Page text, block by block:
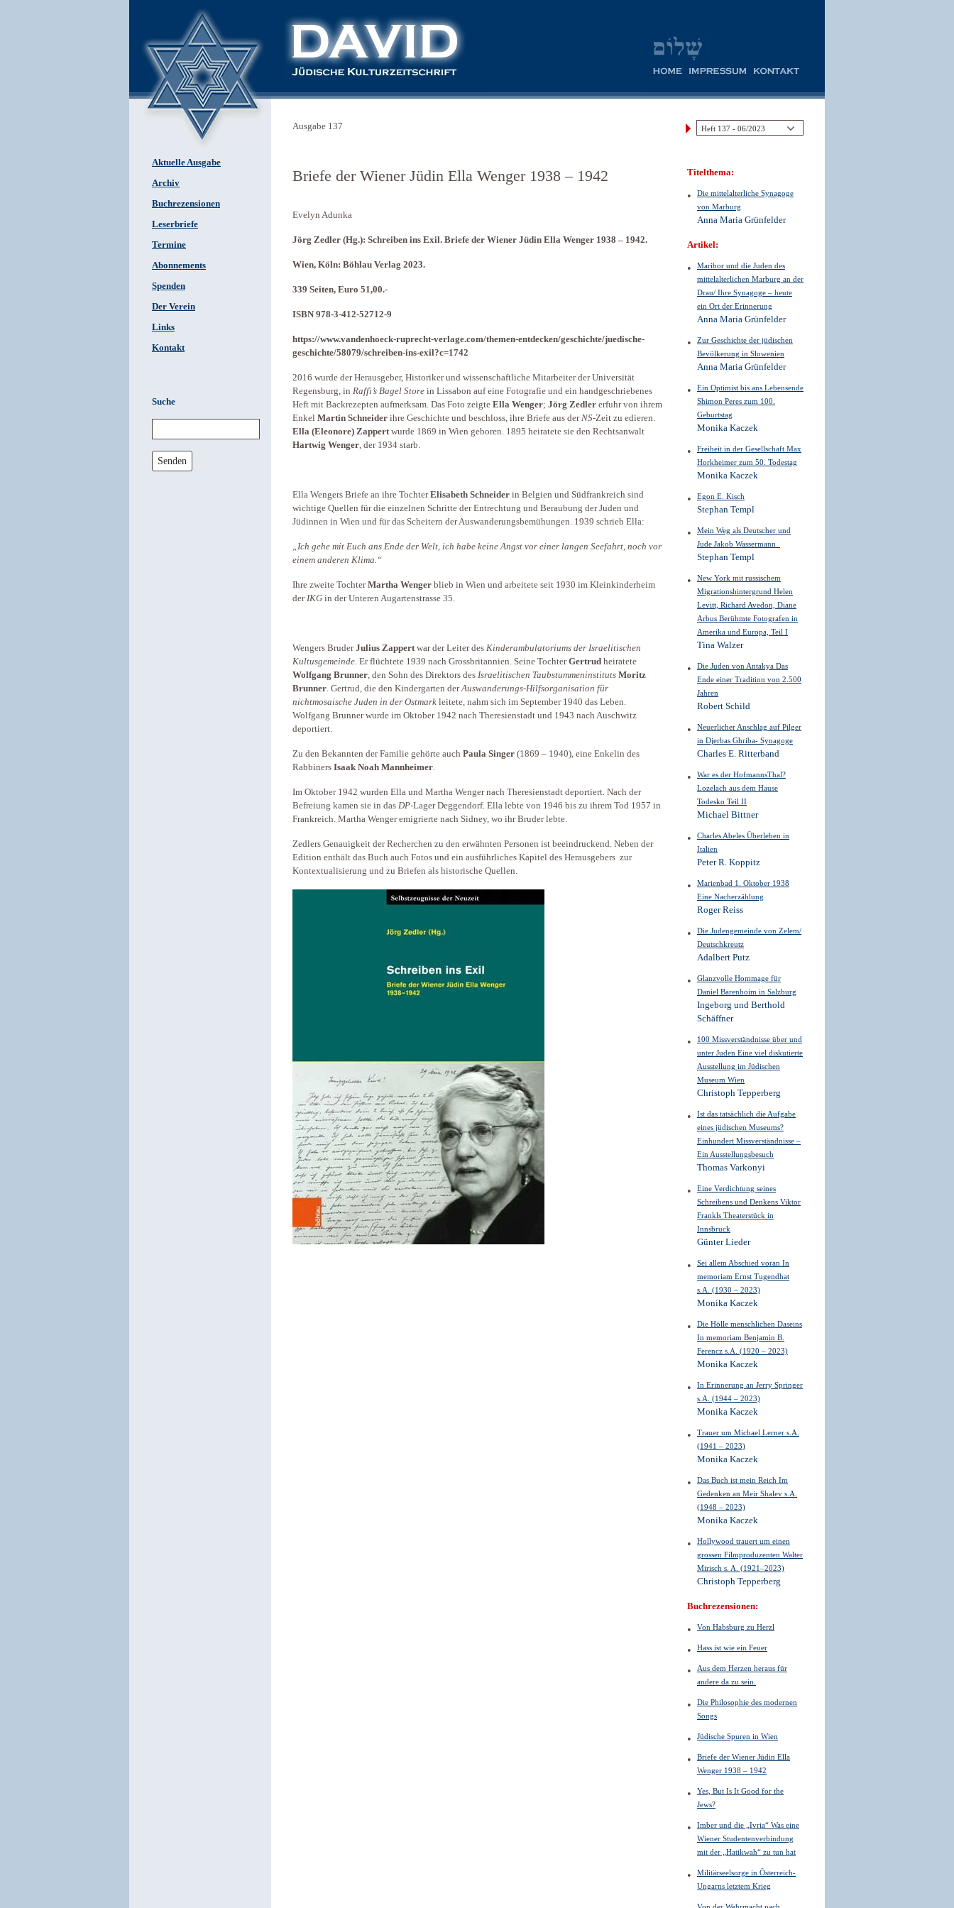
Aktuelle Ausgabe
Archiv
Buchrezensionen
Leserbriefe
Termine
Abonnements
Spenden
Der Verein
Links
Kontakt
Suche
Senden
Ausgabe 137
Briefe der Wiener Jüdin Ella Wenger 1938 – 1942
Evelyn Adunka
Jörg Zedler (Hg.): Schreiben ins Exil. Briefe der Wiener Jüdin Ella Wenger 1938 – 1942.
Wien, Köln: Böhlau Verlag 2023.
339 Seiten, Euro 51,00.-
ISBN 978-3-412-52712-9
https://www.vandenhoeck-ruprecht-verlage.com/themen-entdecken/geschichte/juedische-
geschichte/58079/schreiben-ins-exil?c=1742
2016 wurde der Herausgeber, Historiker und wissenschaftliche Mitarbeiter der Universität
Regensburg, in Raffi’s Bagel Store in Lissabon auf eine Fotografie und ein handgeschriebenes
Heft mit Backrezepten aufmerksam. Das Foto zeigte Ella Wenger; Jörg Zedler erfuhr von ihrem
Enkel Martin Schneider ihre Geschichte und beschloss, ihre Briefe aus derNS-Zeit zu edieren.
Ella (Eleonore) Zappertwurde 1869 in Wien geboren. 1895 heiratete sie den Rechtsanwalt
Hartwig Wenger, der 1934 starb.
Ella Wengers Briefe an ihre TochterElisabeth Schneider in Belgien und Südfrankreich sind
wichtige Quellen für die einzelnen Schritte der Entrechtung und Beraubung der Juden und
Jüdinnen in Wien und für das Scheitern der Auswanderungsbemühungen. 1939 schrieb Ella:
„Ich gehe mit Euch ans Ende der Welt, ich habe keine Angst vor einer langen Seefahrt, noch vor
einem anderen Klima.“
Ihre zweite TochterMartha Wenger blieb in Wien und arbeitete seit 1930 im Kleinkinderheim
derIKG in der Unteren Augartenstrasse 35.
Wengers BruderJulius Zappertwar der Leiter des Kinderambulatoriums der Israelitischen
Kultusgemeinde. Er flüchtete 1939 nach Grossbritannien. Seine TochterGertrud heiratete
Wolfgang Brunner, den Sohn des Direktors des Israelitischen Taubstummeninstituts Moritz
Brunner. Gertrud, die den Kindergarten derAuswanderungs-Hilfsorganisation für
nichtmosaische Juden in der Ostmark leitete, nahm sich im September 1940 das Leben.
Wolfgang Brunner wurde im Oktober 1942 nach Theresienstadt und 1943 nach Auschwitz
deportiert.
Zu den Bekannten der Familie gehörte auch Paula Singer (1869 – 1940), eine Enkelin des
Rabbiners Isaak Noah Mannheimer.
Im Oktober 1942 wurden Ella und Martha Wenger nach Theresienstadt deportiert. Nach der
Befreiung kamen sie in das DP-Lager Deggendorf. Ella lebte von 1946 bis zu ihrem Tod 1957 in
Frankreich. Martha Wenger emigrierte nach Sidney, wo ihr Bruder lebte.
Zedlers Genauigkeit der Recherchen zu den erwähnten Personen ist beeindruckend. Neben der
Edition enthält das Buch auch Fotos und ein ausführliches Kapitel des Herausgebers zur
Kontextualisierung und zu Briefen als historische Quellen.
Titelthema:
Die mittelalterliche Synagoge
von Marburg
Anna Maria Grünfelder
Artikel:
Maribor und die Juden des
mittelalterlichen Marburg an der
Drau/ Ihre Synagoge – heute
ein Ort der Erinnerung
Anna Maria Grünfelder
Zur Geschichte der jüdischen
Bevölkerung in Slowenien
Anna Maria Grünfelder
Ein Optimist bis ans Lebensende
Shimon Peres zum 100.
Geburtstag
Monika Kaczek
Freiheit in der Gesellschaft Max
Horkheimer zum 50. Todestag
Monika Kaczek
Egon E. Kisch
Stephan Templ
Mein Weg als Deutscher und
Jude Jakob Wassermann
Stephan Templ
New York mit russischem
Migrationshintergrund Helen
Levitt, Richard Avedon, Diane
Arbus Berühmte Fotografen in
Amerika und Europa, Teil I
Tina Walzer
Die Juden von Antakya Das
Ende einer Tradition von 2.500
Jahren
Robert Schild
Neuerlicher Anschlag auf Pilger
in Djerbas Ghriba- Synagoge
Charles E. Ritterband
War es der HofmannsThal?
Lozelach aus dem Hause
Todesko Teil II
Michael Bittner
Charles Abeles Überleben in
Italien
Peter R. Koppitz
Marienbad 1. Oktober 1938
Eine Nacherzählung
Roger Reiss
Die Judengemeinde von Zelem/
Deutschkreutz
Adalbert Putz
Glanzvolle Hommage für
Daniel Barenboim in Salzburg
Ingeborg und Berthold
Schäffner
100 Missverständnisse über und
unter Juden Eine viel diskutierte
Ausstellung im Jüdischen
Museum Wien
Christoph Tepperberg
Ist das tatsächlich die Aufgabe
eines jüdischen Museums?
Einhundert Missverständnisse –
Ein Ausstellungsbesuch
Thomas Varkonyi
Eine Verdichtung seines
Schreibens und Denkens Viktor
Frankls Theaterstück in
Innsbruck
Günter Lieder
Sei allem Abschied voran In
memoriam Ernst Tugendhat
s.A. (1930 – 2023)
Monika Kaczek
Die Hölle menschlichen Daseins
In memoriam Benjamin B.
Ferencz s.A. (1920 – 2023)
Monika Kaczek
In Erinnerung an Jerry Springer
s.A. (1944 – 2023)
Monika Kaczek
Trauer um Michael Lerner s.A.
(1941 – 2023)
Monika Kaczek
Das Buch ist mein Reich Im
Gedenken an Meir Shalev s.A.
(1948 – 2023)
Monika Kaczek
Hollywood trauert um einen
grossen Filmproduzenten Walter
Mirisch s. A. (1921–2023)
Christoph Tepperberg
Buchrezensionen:
Von Habsburg zu Herzl
Hass ist wie ein Feuer
Aus dem Herzen heraus für
andere da zu sein.
Die Philosophie des modernen
Songs
Jüdische Spuren in Wien
Briefe der Wiener Jüdin Ella
Wenger 1938 – 1942
Yes, But Is It Good for the
Jews?
Imber und die „Ivria“ Was eine
Wiener Studentenverbindung
mit der „Hatikwah“ zu tun hat
Militärseelsorge in Österreich-
Ungarns letztem Krieg